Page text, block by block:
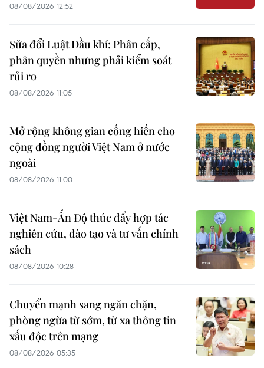
08/08/2026 12:52
Sửa đổi Luật Dầu khí: Phân cấp,
phân quyền nhưng phải kiểm soát
rủi ro
08/08/2026 11:05
Mở rộng không gian cống hiến cho
cộng đồng người Việt Nam ở nước
ngoài
08/08/2026 11:00
Việt Nam-Ấn Độ thúc đẩy hợp tác
nghiên cứu, đào tạo và tư vấn chính
sách
08/08/2026 10:28
Chuyển mạnh sang ngăn chặn,
phòng ngừa từ sớm, từ xa thông tin
xấu độc trên mạng
08/08/2026 05:35